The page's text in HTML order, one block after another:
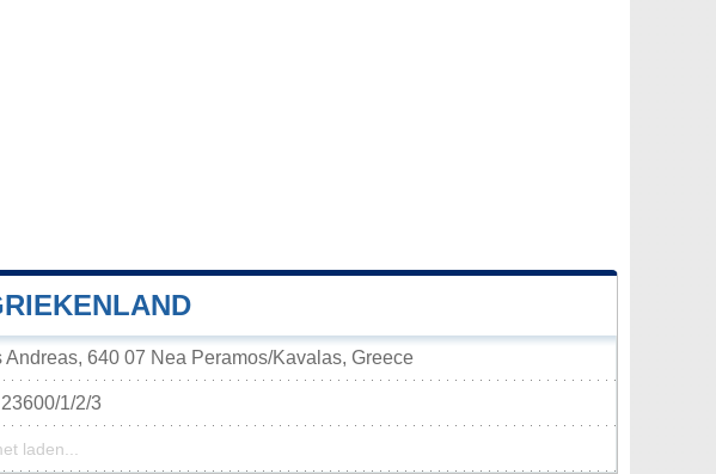
Andreas, 640 07 Nea Peramos/Kavalas, Greece
1/2/3
laden...